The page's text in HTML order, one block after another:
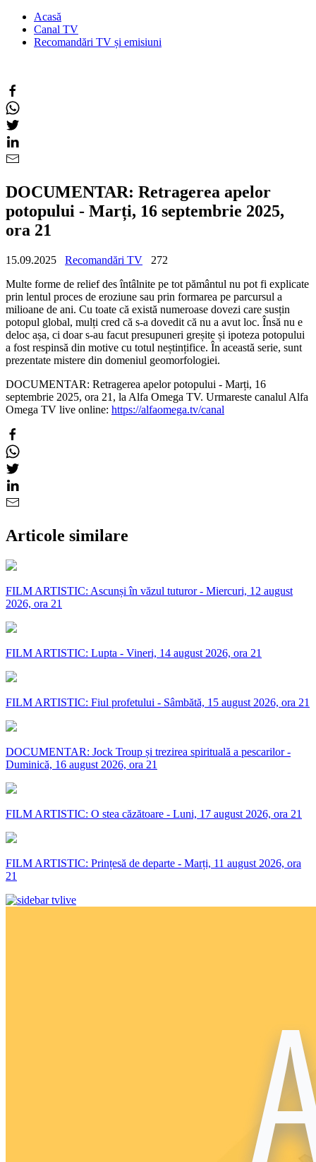
Acasă
Canal TV
Recomandări TV și emisiuni
DOCUMENTAR: Retragerea apelor
potopului - Marți, 16 septembrie 2025,
ora 21
15.09.2025 Recomandări TV
272
Multe forme de relief des întâlnite pe tot pământul nu pot fi explicate
prin lentul proces de eroziune sau prin formarea pe parcursul a
milioane de ani. Cu toate că există numeroase dovezi care susțin
potopul global, mulți cred că s-a dovedit că nu a avut loc. Însă nu e
deloc așa, ci doar s-au facut presupuneri greșite și ipoteza potopului
a fost respinsă din motive cu totul neștințifice. În această serie, sunt
prezentate mistere din domeniul geomorfologiei.
DOCUMENTAR: Retragerea apelor potopului - Marți, 16
septembrie 2025, ora 21, la Alfa Omega TV. Urmareste canalul Alfa
Omega TV live online: https://alfaomega.tv/canal
Articole similare
FILM ARTISTIC: Ascunși în văzul tuturor - Miercuri, 12 august
2026, ora 21
FILM ARTISTIC: Lupta - Vineri, 14 august 2026, ora 21
FILM ARTISTIC: Fiul profetului - Sâmbătă, 15 august 2026, ora 21
DOCUMENTAR: Jock Troup și trezirea spirituală a pescarilor -
Duminică, 16 august 2026, ora 21
FILM ARTISTIC: O stea căzătoare - Luni, 17 august 2026, ora 21
FILM ARTISTIC: Prințesă de departe - Marți, 11 august 2026, ora
21